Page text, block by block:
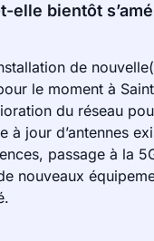
elle bientôt
de
le moment à
du réseau
à jour d’antennes
passage à la
nouveaux